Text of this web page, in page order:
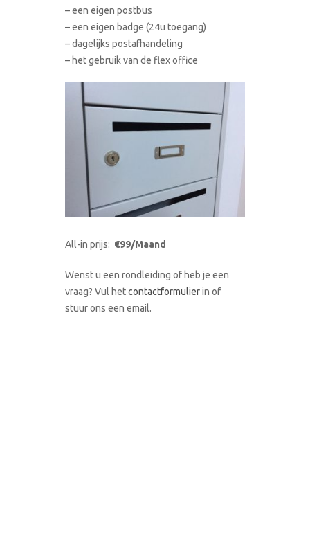
– een eigen postbus
– een eigen badge (24u toegang)
– dagelijks postafhandeling
– het gebruik van de flex office
All-in prijs: €99/Maand
Wenst u een rondleiding of heb je een
vraag? Vul hetcontactformulierin of
stuur ons een email.